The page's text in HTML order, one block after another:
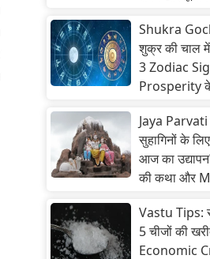
Shukra
शुक्र की चाल
3 Zodiac
Prosperity के
Jaya
सुहागिनों के
आज का
की कथा और
Vastu Tips:
5 चीजों की
Economic